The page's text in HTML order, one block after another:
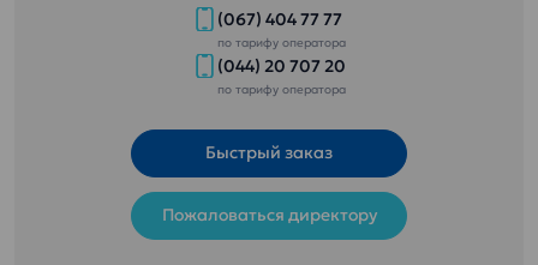
(067) 404 77 77
по тарифу оператора
(044) 20 707 20
по тарифу оператора
Быстрый заказ
Пожаловаться директору